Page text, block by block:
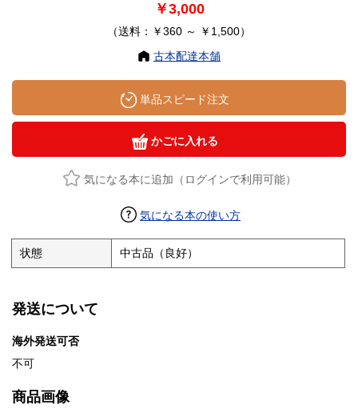
￥3,000
（送料：￥360 ～ ￥1,500）
古本配達本舗
単品スピード注文
かごに入れる
気になる本に追加（ログインで利用可能）
気になる本の使い方
状態 中古品（良好）
発送について
海外発送可否
不可
商品画像